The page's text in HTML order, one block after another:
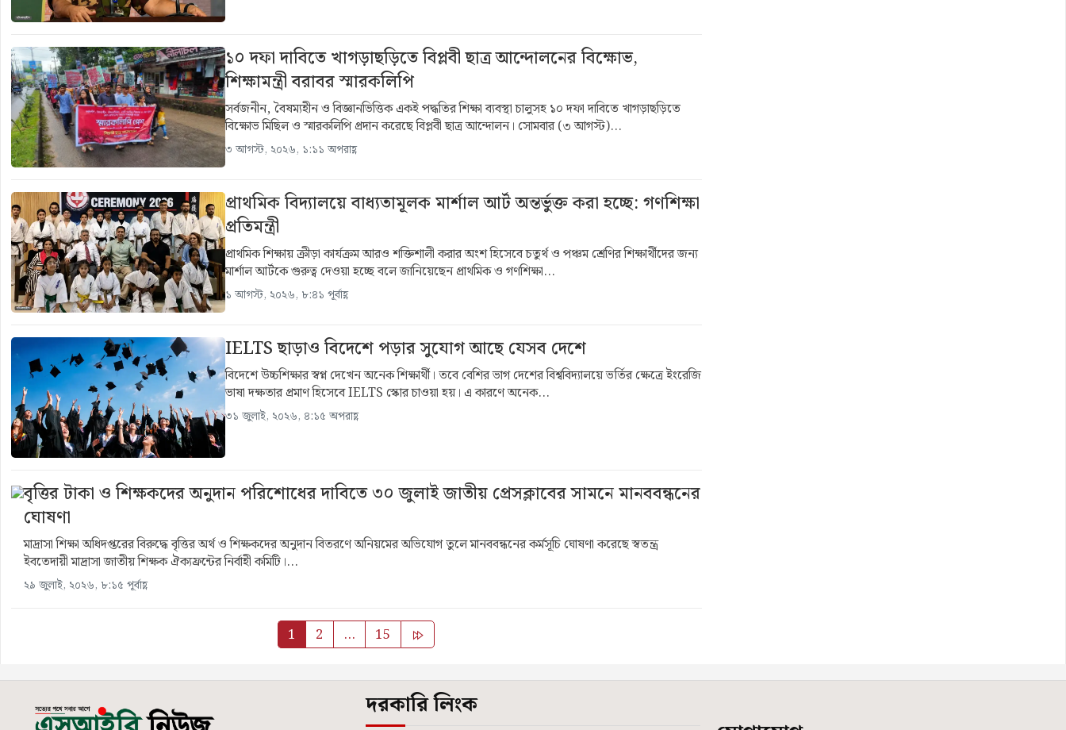
১০ দফা দাবিতে খাগড়াছড়িতে বিপ্লবী ছাত্র আন্দোলনের বিক্ষোভ,
শিক্ষামন্ত্রী বরাবর স্মারকলিপি
সর্বজনীন, বৈষম্যহীন ও বিজ্ঞানভিত্তিক একই পদ্ধতির শিক্ষা ব্যবস্থা চালুসহ ১০ দফা দাবিতে খাগড়াছড়িতে
বিক্ষোভ মিছিল ও স্মারকলিপি প্রদান করেছে বিপ্লবী ছাত্র আন্দোলন। সোমবার (৩ আগস্ট)...
৩ আগস্ট, ২০২৬, ১:১১ অপরাহ্ণ
প্রাথমিক বিদ্যালয়ে বাধ্যতামূলক মার্শাল আর্ট অন্তর্ভুক্ত করা হচ্ছে: গণশিক্ষা
প্রতিমন্ত্রী
প্রাথমিক শিক্ষায় ক্রীড়া কার্যক্রম আরও শক্তিশালী করার অংশ হিসেবে চতুর্থ ও পঞ্চম শ্রেণির শিক্ষার্থীদের জন্য
মার্শাল আর্টকে গুরুত্ব দেওয়া হচ্ছে বলে জানিয়েছেন প্রাথমিক ও গণশিক্ষা...
১ আগস্ট, ২০২৬, ৮:৪১ পূর্বাহ্ণ
IELTS ছাড়াও বিদেশে পড়ার সুযোগ আছে যেসব দেশে
বিদেশে উচ্চশিক্ষার স্বপ্ন দেখেন অনেক শিক্ষার্থী। তবে বেশির ভাগ দেশের বিশ্ববিদ্যালয়ে ভর্তির ক্ষেত্রে ইংরেজি
ভাষা দক্ষতার প্রমাণ হিসেবে IELTS স্কোর চাওয়া হয়। এ কারণে অনেক...
৩১ জুলাই, ২০২৬, ৪:১৫ অপরাহ্ণ
বৃত্তির টাকা ও শিক্ষকদের অনুদান পরিশোধের দাবিতে ৩০ জুলাই জাতীয় প্রেসক্লাবের সামনে মানববন্ধনের
ঘোষণা
মাদ্রাসা শিক্ষা অধিদপ্তরের বিরুদ্ধে বৃত্তির অর্থ ও শিক্ষকদের অনুদান বিতরণে অনিয়মের অভিযোগ তুলে মানববন্ধনের কর্মসূচি ঘোষণা করেছে স্বতন্ত্র
ইবতেদায়ী মাদ্রাসা জাতীয় শিক্ষক ঐক্যফ্রন্টের নির্বাহী কমিটি।...
২৯ জুলাই, ২০২৬, ৮:১৫ পূর্বাহ্ণ
Posts
1 2 … 15
দরকারি লিংক